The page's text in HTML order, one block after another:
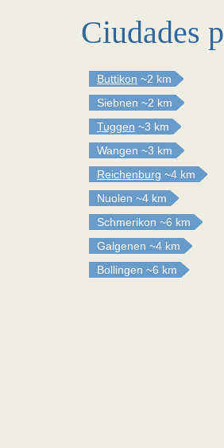
Ciudades
Buttikon ~2 km
Siebnen ~2 km
Tuggen ~3 km
Wangen ~3 km
Reichenburg ~4 km
Nuolen ~4 km
Schmerikon ~6 km
Galgenen ~4 km
Bollingen ~6 km